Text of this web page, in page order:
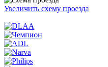
Увеличить схему проезда